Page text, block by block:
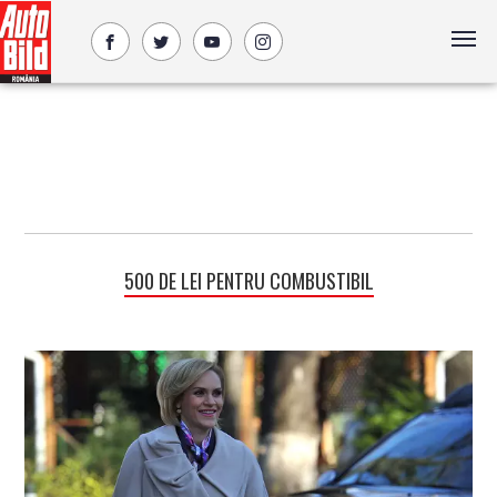
500 DE LEI PENTRU COMBUSTIBIL